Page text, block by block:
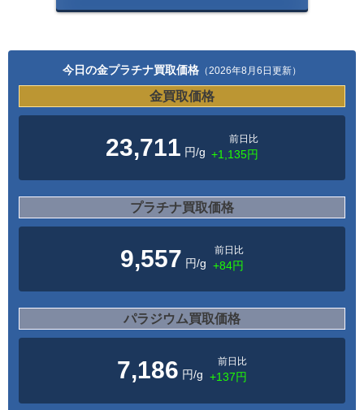
今日の金プラチナ買取価格 （2026年8月6日更新）
金買取価格
23,711 円/g
前日比
+1,135円
プラチナ買取価格
9,557 円/g
前日比
+84円
パラジウム買取価格
7,186 円/g
前日比
+137円